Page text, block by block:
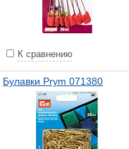
К сравнению
Булавки Prym 071380